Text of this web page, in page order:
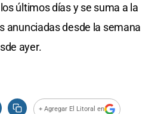
últimos días y se suma a la
anunciadas desde la semana
ayer.
+ Agregar El Litoral en